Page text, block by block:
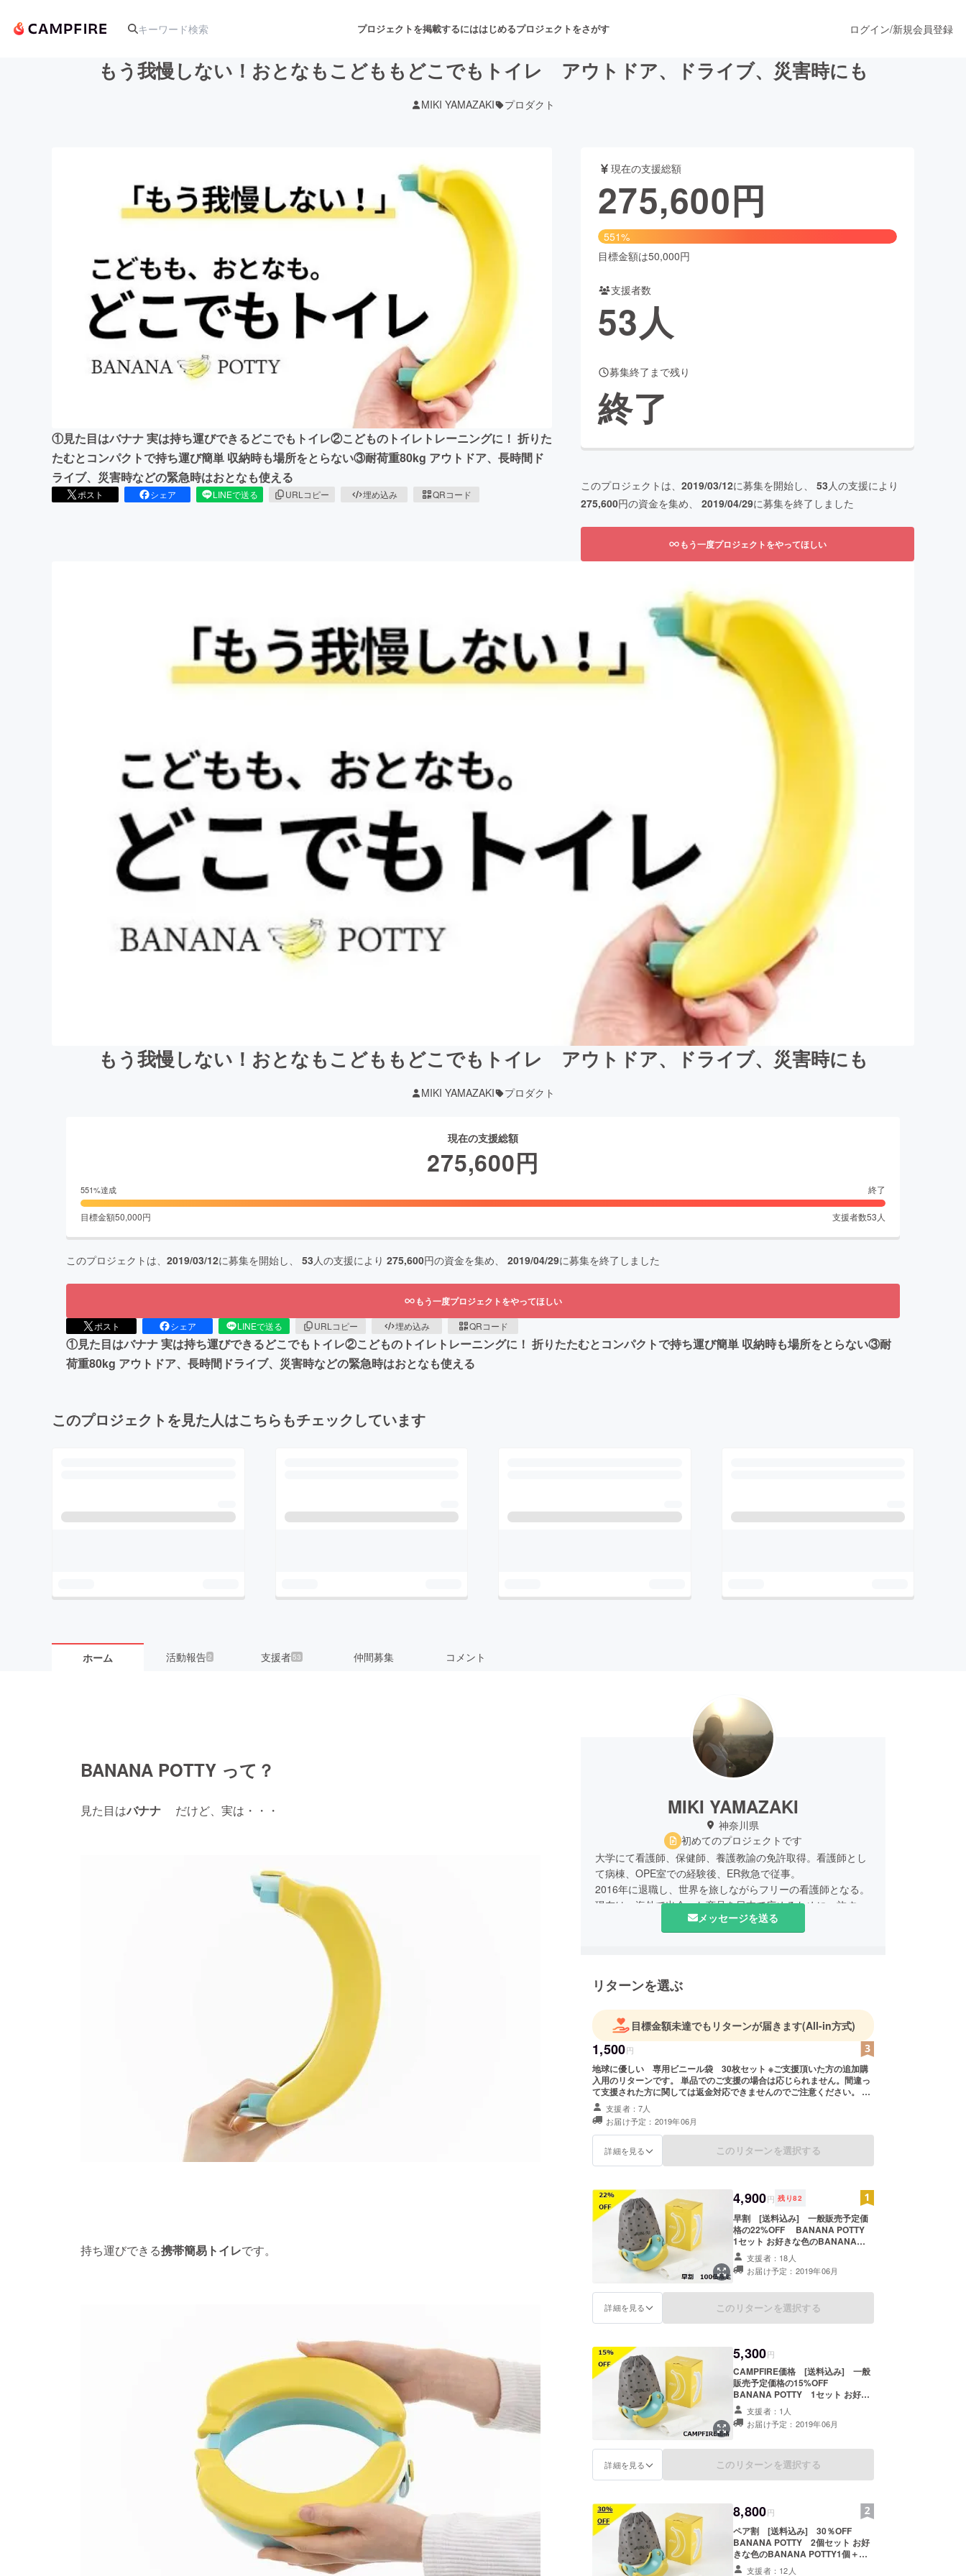
プロジェクトを掲載するにははじめるプロジェクトをさがす
舞台・パフォーマンス
テクノロジー・ガジェット ゲーム・サービス開発 フード・飲食店 ファッション
映像・映画
ビジネス・起業 チャレンジ ビューティー・ヘルスケア
まちづくり・地域活性化
CAMPFIRE for Social Good
CAMPFIREふるさと納税
ログイン/新規会員登録
もう我慢しない！おとなもこどももどこでもトイレ アウトドア、ドライブ、災害時にも
MIKI YAMAZAKI プロダクト
①見た目はバナナ 実は持ち運びできるどこでもトイレ②こどものトイレトレーニングに！ 折りた
たむとコンパクトで持ち運び簡単 収納時も場所をとらない③耐荷重80kg アウトドア、長時間ド
ライブ、災害時などの緊急時はおとなも使える
ポスト シェア LINEで送る URLコピー 埋め込み QRコード
現在の支援総額
275,600円
551%
目標金額は50,000円
支援者数
53人
募集終了まで残り
終了
このプロジェクトは、 2019/03/12に募集を開始し、 53人の支援により
275,600円の資金を集め、 2019/04/29に募集を終了しました
もう一度プロジェクトをやってほしい
もう我慢しない！おとなもこどももどこでもトイレ アウトドア、ドライブ、災害時にも
MIKI YAMAZAKI プロダクト
現在の支援総額
275,600円
551%達成 終了
目標金額50,000円 支援者数53 人
このプロジェクトは、 2019/03/12に募集を開始し、 53人の支援により 275,600円の資金を集め、 2019/04/29に募集を終了しました
もう一度プロジェクトをやってほしい
ポスト シェア LINEで送る URLコピー 埋め込み QRコード
①見た目はバナナ 実は持ち運びできるどこでもトイレ②こどものトイレトレーニングに！ 折りたたむとコンパクトで持ち運び簡単 収納時も場所をとらない③耐
荷重80kg アウトドア、長時間ドライブ、災害時などの緊急時はおとなも使える
このプロジェクトを見た人はこちらもチェックしています
ホーム 活動報告2 支援者53 仲間募集 コメント
BANANA POTTY って？
見た目はバナナ だけど、実は・・・
持ち運びできる携帯簡易トイレです。
MIKI YAMAZAKI
神奈川県
初めてのプロジェクトです
大学にて看護師、保健師、養護教諭の免許取得。看護師とし
て病棟、OPE室での経験後、ER救急で従事。
2016年に退職し、世界を旅しながらフリーの看護師となる。
現在は、海外で出会った商品を日本で広めるために、旅する
ナース貿易家として活動中。メッセージを送る
リターンを選ぶ
目標金額未達でもリターンが届きます(All-in方式)
1,500円
地球に優しい 専用ビニール袋 30枚セット ※ご支援頂いた方の追加購
入用のリターンです。 単品でのご支援の場合は応じられません。間違っ
て支援された方に関しては返金対応できませんのでご注意ください。 こ
の専用ビニールは、生分解性ビニールで微生物によって180日後に生分
解されます。環境保護のためにも専用ビニールでのご使用を推奨しま
す。
支援者：7人
お届け予定：2019年06月
詳細を見る このリターンを選択する
4,900円 残り82
早割 [送料込み] 一般販売予定価
格の22%OFF BANANA POTTY
1セット お好きな色のBANANA
POTTY1個＋持ち運びに便利な収納
バッグ1個＋専用ビニール袋10枚 ※
ご注文状況、製造工程上の都合等に
違いによる返品、交換には応じられ
ません。 必ず画像をご確認の上選択
支援者：18人
お届け予定：2019年06月
詳細を見る このリターンを選択する
5,300円
CAMPFIRE価格 [送料込み] 一般
販売予定価格の15%OFF
BANANA POTTY 1セット お好き
な色のBANANA POTTY1個＋持ち
運びに便利な収納バッグ1個＋専用
ビニール袋10枚 ※ご注文状況、製造
れる場合があります。ご了承くださ
い。 ※色の選択間違いによる返品、
支援者：1人
お届け予定：2019年06月
詳細を見る このリターンを選択する
8,800円
ペア割 [送料込み] 30％OFF
BANANA POTTY 2個セット お好
きな色のBANANA POTTY1個＋持
ち運びに便利な収納バッグ1個＋専
支援者：12人